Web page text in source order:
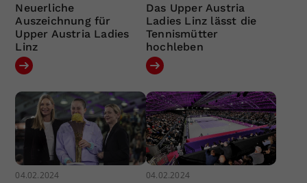
Neuerliche
Auszeichnung für
Upper Austria Ladies
Linz
Das Upper Austria
Ladies Linz lässt die
Tennismütter
hochleben
04.02.2024 04.02.2024